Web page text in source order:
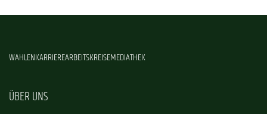
WAHLENKARRIEREARBEITSKREISEMEDIATHEK
ÜBER UNS